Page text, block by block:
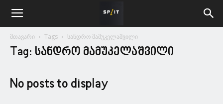
მთავარი Tags სანდრო მამუკელაშვილი
Tag: სანდრო მამუკელაშვილი
No posts to display